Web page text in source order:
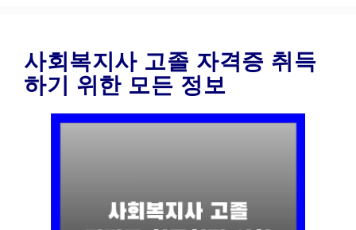
사회복지사 고졸 자격증 취득
하기 위한 모든 정보